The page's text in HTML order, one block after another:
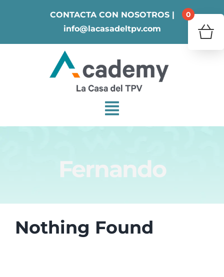
CONTACTA CON NOSOTROS |
info@lacasadeltpv.com
Fernando
Nothing Found
0